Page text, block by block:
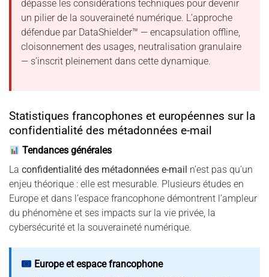
dépasse les considérations techniques pour devenir
un pilier de la souveraineté numérique. L’approche
défendue par DataShielder™ — encapsulation offline,
cloisonnement des usages, neutralisation granulaire
— s’inscrit pleinement dans cette dynamique.
Statistiques francophones et européennes sur la
confidentialité des métadonnées e-mail
Tendances générales
La confidentialité des métadonnées e-mail n’est pas qu’un
enjeu théorique : elle est mesurable. Plusieurs études en
Europe et dans l’espace francophone démontrent l’ampleur
du phénomène et ses impacts sur la vie privée, la
cybersécurité et la souveraineté numérique.
Europe et espace francophone